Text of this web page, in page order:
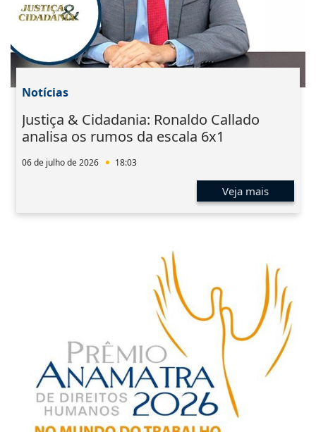
Notícias
Justiça & Cidadania: Ronaldo Callado
analisa os rumos da escala 6x1
06 de julho de 2026 18:03
Veja mais